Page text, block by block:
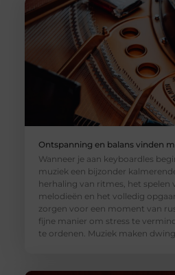
Ontspanning en balans vinden
Wanneer je aan keyboardles
muziek een bijzonder
herhaling van ritmes, het spelen
melodieën en het volledig
zorgen voor een moment van
fijne manier om stress te
te ordenen. Muziek maken